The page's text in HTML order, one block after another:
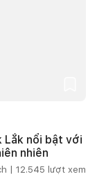
Lắk nổi bật với
nhiên
| 12.545 lượt xem